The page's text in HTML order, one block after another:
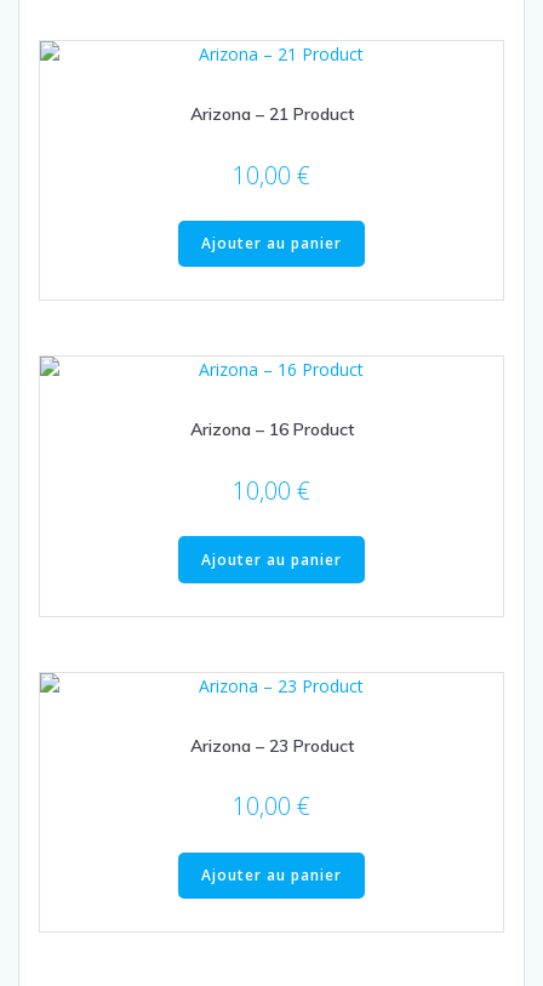
Arizona – 21 Product
10,00 €
Ajouter au panier
Arizona – 16 Product
10,00 €
Ajouter au panier
Arizona – 23 Product
10,00 €
Ajouter au panier